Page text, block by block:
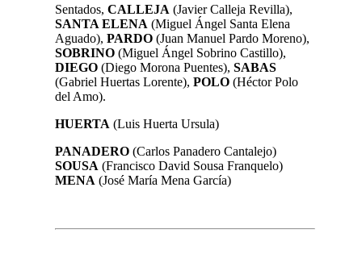
Sentados, CALLEJA (Javier Calleja Revilla),
SANTA ELENA (Miguel Ángel Santa Elena
Aguado), PARDO (Juan Manuel Pardo Moreno),
SOBRINO (Miguel Ángel Sobrino Castillo),
DIEGO (Diego Morona Puentes), SABAS
(Gabriel Huertas Lorente), POLO (Héctor Polo
del Amo).
HUERTA (Luis Huerta Ursula)
PANADERO (Carlos Panadero Cantalejo)
SOUSA (Francisco David Sousa Franquelo)
MENA (José María Mena García)